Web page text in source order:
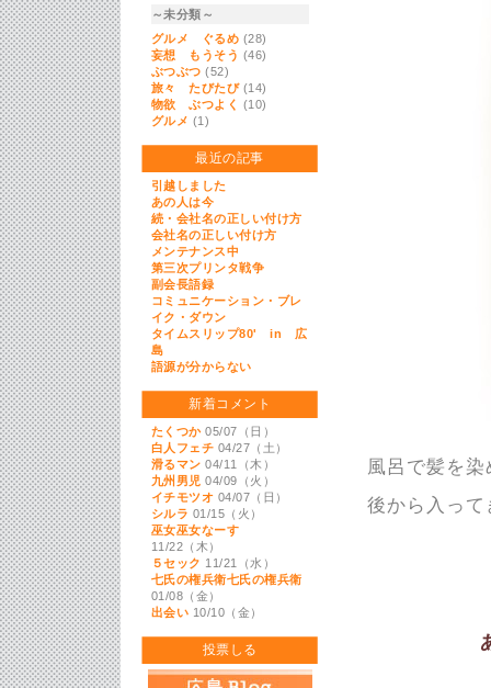
～未分類～
グルメ ぐるめ (28)
妄想 もうそう (46)
ぶつぶつ (52)
旅々 たびたび (14)
物欲 ぶつよく (10)
グルメ (1)
最近の記事
引越しました
あの人は今
続・会社名の正しい付け方
会社名の正しい付け方
メンテナンス中
第三次プリンタ戦争
副会長語録
コミュニケーション・ブレ
イク・ダウン
タイムスリップ80' in 広
島
語源が分からない
新着コメント
たくつか05/07（日）
白人フェチ 04/27（土）
滑るマン 04/11（木）
九州男児 04/09（火）
イチモツオ 04/07（日）
シルラ 01/15（火）
巫女巫女なーす
11/22（木）
５セック 11/21（水）
七氏の権兵衛七氏の権兵衛
01/08（金）
出会い 10/10（金）
投票しる
風呂で髪を
後から入っ